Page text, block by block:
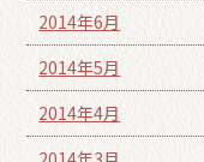
2014年6月
2014年5月
2014年4月